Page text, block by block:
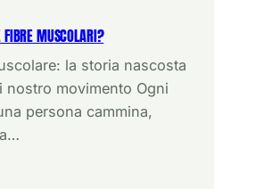
FIBRE MUSCOLARI?
la storia nascosta
nostro movimento Ogni
persona cammina,